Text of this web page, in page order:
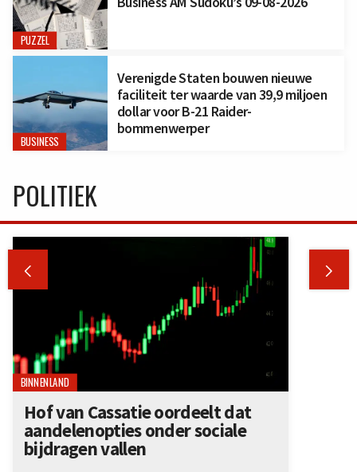
PUZZEL
BUSINESS
Verenigde Staten bouwen nieuwe
faciliteit ter waarde van 39,9 miljoen
dollar voor B-21 Raider-
bommenwerper
POLITIEK
 
BINNENLAND
Hof van Cassatie oordeelt dat
aandelenopties onder sociale
bijdragen vallen